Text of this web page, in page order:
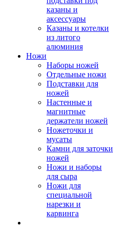
казаны и
аксессуары
Казаны и котелки
из литого
алюминия
Ножи
Наборы ножей
Отдельные ножи
Подставки для
ножей
Настенные и
магнитные
держатели ножей
Ножеточки и
мусаты
Камни для заточки
ножей
Ножи и наборы
для сыра
Ножи для
специальной
нарезки и
карвинга